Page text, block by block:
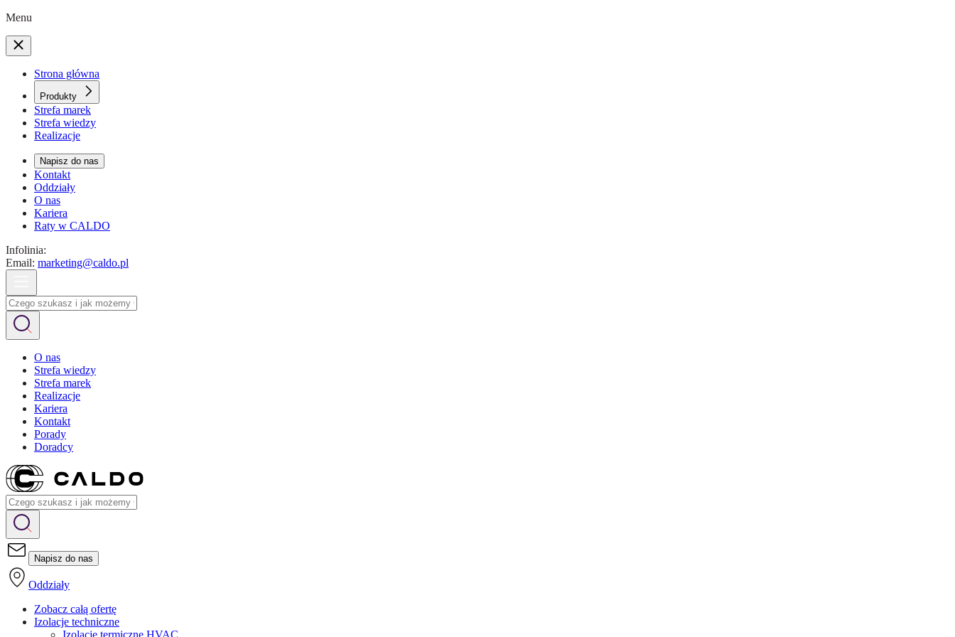
Menu
Strona główna
Produkty
Strefa marek
Strefa wiedzy
Realizacje
Napisz do nas
Kontakt
Oddziały
O nas
Kariera
Raty w CALDO
Infolinia:
Email: marketing@caldo.pl
O nas
Strefa wiedzy
Strefa marek
Realizacje
Kariera
Kontakt
Porady
Doradcy
Napisz do nas
Oddziały
Zobacz całą ofertę
Izolacje techniczne
Izolacje termiczne HVAC